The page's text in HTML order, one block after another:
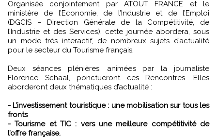
Organisée conjointement par ATOUT FRANCE et le
ministère de l’Economie, de l’Industrie et de l’Emploi
(DGCIS – Direction Générale de la Compétitivité, de
l’Industrie et des Services), cette journée abordera, sous
un mode très interactif, de nombreux sujets d’actualité
pour le secteur du Tourisme français.
Deux séances plénières, animées par la journaliste
Florence Schaal, ponctueront ces Rencontres. Elles
aborderont deux thématiques d’actualité :
- L’investissement touristique : une mobilisation sur tous les
fronts
- Tourisme et TIC : vers une meilleure compétitivité de
l’offre française.